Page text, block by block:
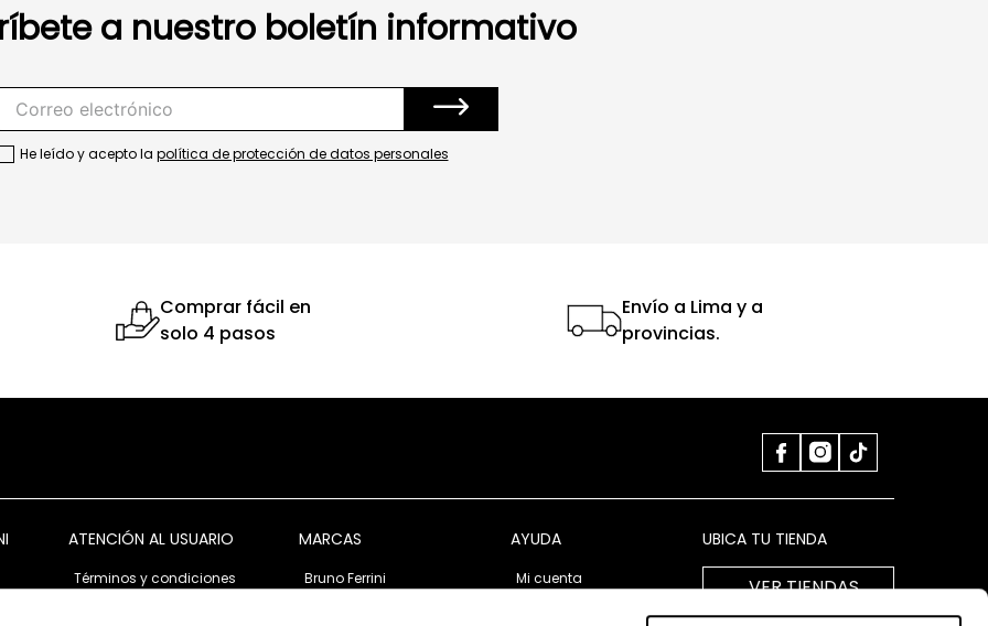
a nuestro boletín informativo
He leído y acepto la política de protección de datos personales
Comprar fácil en
solo 4 pasos
Envío a Lima y a
provincias.
ATENCIÓN AL USUARIO
Términos y condiciones
MARCAS
Bruno Ferrini
AYUDA
Mi cuenta
UBICA TU TIENDA
VER TIENDAS